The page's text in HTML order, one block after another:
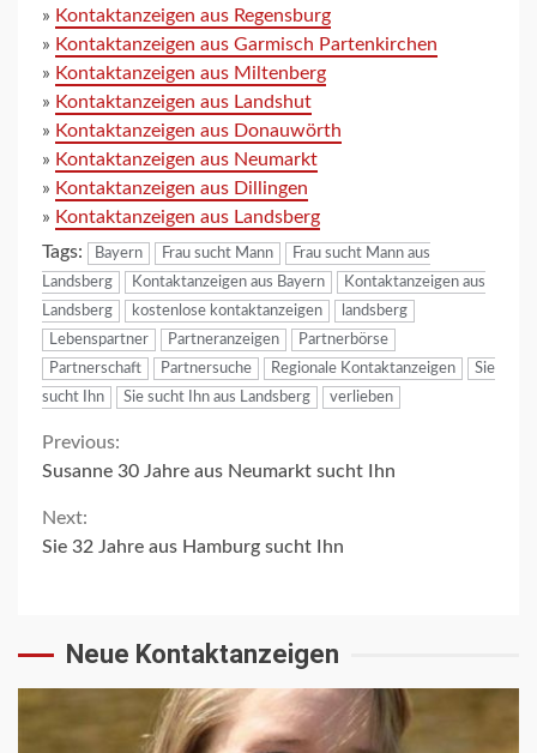
» Kontaktanzeigen aus Regensburg
» Kontaktanzeigen aus Garmisch Partenkirchen
» Kontaktanzeigen aus Miltenberg
» Kontaktanzeigen aus Landshut
» Kontaktanzeigen aus Donauwörth
» Kontaktanzeigen aus Neumarkt
» Kontaktanzeigen aus Dillingen
» Kontaktanzeigen aus Landsberg
Tags:
Bayern Frau sucht Mann
Frau sucht Mann aus
Landsberg
Kontaktanzeigen aus Bayern
Kontaktanzeigen aus
Landsberg
kostenlose kontaktanzeigen
landsberg
Lebenspartner
Partneranzeigen
Partnerbörse
Partnerschaft
Partnersuche Regionale Kontaktanzeigen
Sie
sucht Ihn
Sie sucht Ihn aus Landsberg verlieben
Continue
Reading
Previous:
Susanne 30 Jahre aus Neumarkt sucht Ihn
Next:
Sie 32 Jahre aus Hamburg sucht Ihn
Neue Kontaktanzeigen